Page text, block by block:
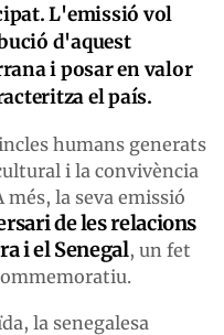
L'emissió vol
d'aquest
i posar en valor
el país.
humans generats
i la convivència
la seva emissió
de les relacions
i el Senegal, un fet
la senegalesa